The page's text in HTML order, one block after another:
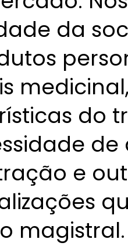
da
do
de
e
magistral.